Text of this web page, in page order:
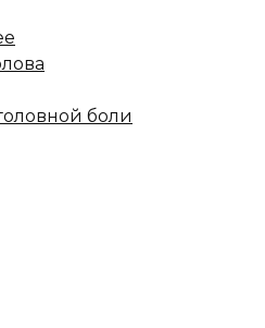
боли